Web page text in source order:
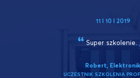
11 I 10 I 2019
Super szkolenie.
Robert, Elektronik
UCZESTNIK SZKOLENIA